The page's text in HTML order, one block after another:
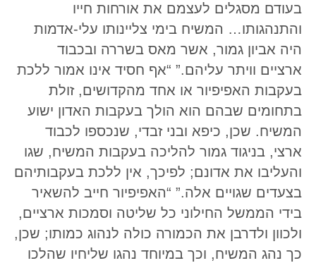
בעודם מסגלים לעצמם את אורחות חייו
והתנהגותו… המשיח בימי צליינותו עלי-אדמות
היה אביון גמור, אשר מאס בשררה ובכבוד
ארציים וויתר עליהם.” “אף חסיד אינו אמור ללכת
בעקבות האפיפיור או אחד מהקדושים, זולת
בתחומים שבהם הוא הולך בעקבות האדון ישוע
המשיח. שכן, כיפא ובני זבדי, שנכספו לכבוד
ארצי, בניגוד גמור להליכה בעקבות המשיח, שגו
והעליבו את אדונם; לפיכך, אין ללכת בעקבותיהם
בצעדים שגויים אלה.” “האפיפיור חייב להשאיר
בידי הממשל החילוני כל שליטה וסמכות ארציים,
ולכוון ולדרבן את הכמורה כולה לנהוג כמותו; שכן,
כך נהג המשיח, וכך במיוחד נהגו שליחיו שהלכו